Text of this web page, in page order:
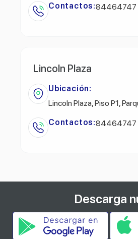
Contactos:84464747
Lincoln Plaza
Ubicación:
Lincoln Plaza, Piso P1,
Contactos:84464747
Descarga